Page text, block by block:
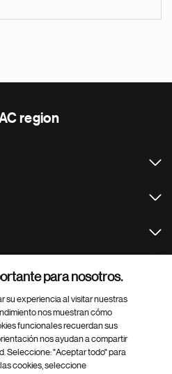
region
para nosotros.
su experiencia al visitar nuestras
nos muestran cómo
funcionales recuerdan sus
nos ayudan a compartir
Seleccione: "Aceptar todo" para
cookies, seleccione